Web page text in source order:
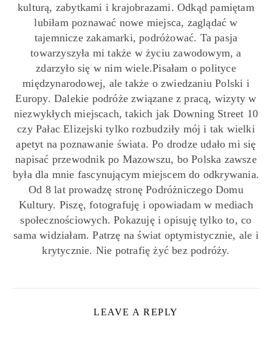
kulturą, zabytkami i krajobrazami. Odkąd pamiętam
lubiłam poznawać nowe miejsca, zaglądać w
tajemnicze zakamarki, podróżować. Ta pasja
towarzyszyła mi także w życiu zawodowym, a
zdarzyło się w nim wiele.Pisałam o polityce
międzynarodowej, ale także o zwiedzaniu Polski i
Europy. Dalekie podróże związane z pracą, wizyty w
niezwykłych miejscach, takich jak Downing Street 10
czy Pałac Elizejski tylko rozbudziły mój i tak wielki
apetyt na poznawanie świata. Po drodze udało mi się
napisać przewodnik po Mazowszu, bo Polska zawsze
była dla mnie fascynującym miejscem do odkrywania.
Od 8 lat prowadzę stronę Podróżniczego Domu
Kultury. Piszę, fotografuję i opowiadam w mediach
społecznościowych. Pokazuję i opisuję tylko to, co
sama widziałam. Patrzę na świat optymistycznie, ale i
krytycznie. Nie potrafię żyć bez podróży.
LEAVE A REPLY